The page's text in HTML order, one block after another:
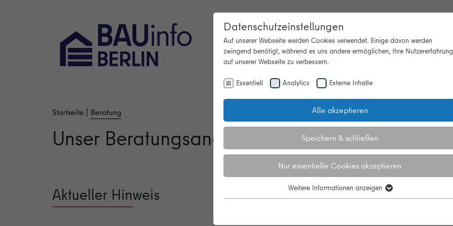
Beratung Themen
Startseite Beratung
Unser Beratungsangebot
Aktueller Hinweis
Datenschutzeinstellungen
Auf unserer Webseite werden Cookies verwendet. Einige davon werden
zwingend benötigt, während es uns andere ermöglichen, Ihre Nutzererfahrung
auf unserer Webseite zu verbessern.
Essentiell Analytics Externe Inhalte
Alle akzeptieren
Speichern & schließen
Nur essentielle Cookies akzeptieren
Weitere Informationen anzeigen